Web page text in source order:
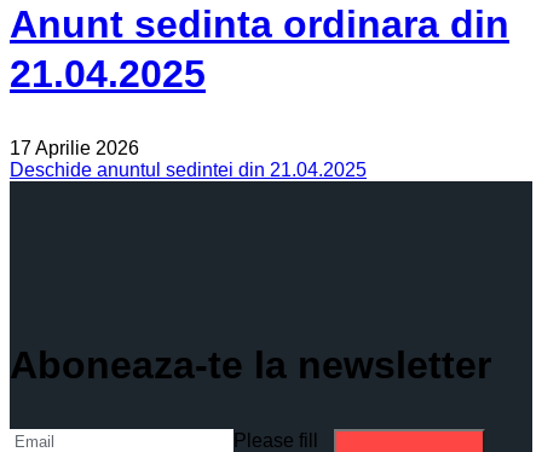
Anunt sedinta ordinara din
21.04.2025
17 Aprilie 2026
Deschide anuntul sedintei din 21.04.2025
Aboneaza-te la newsletter
Please fill